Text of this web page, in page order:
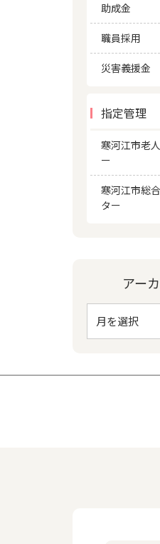
助成金
職員採用
災害義援金
指定管理
寒河江市老
ー
寒河江市総
ター
アー